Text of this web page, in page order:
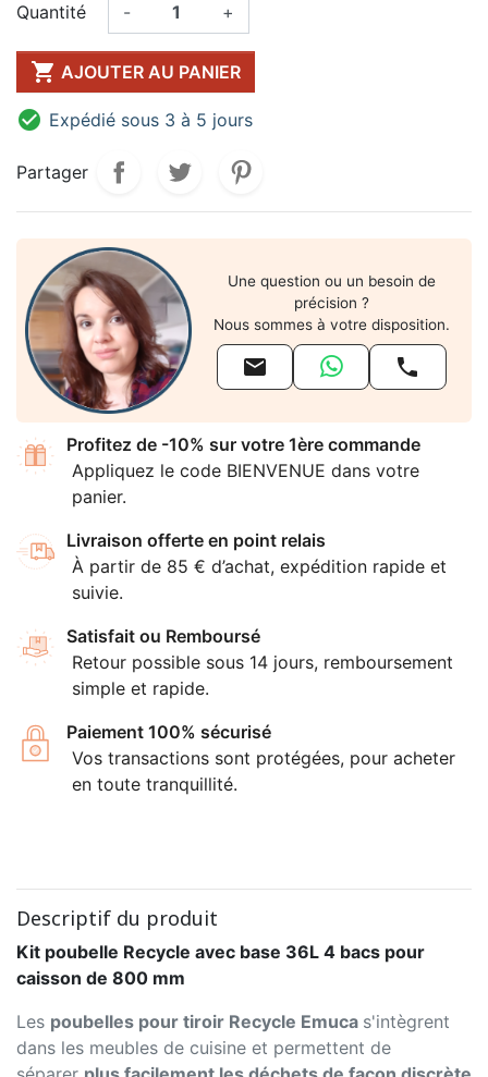
Quantité - +
 AJOUTER AU PANIER
 Expédié sous 3 à 5 jours
Partager
Une question ou un besoin de
précision ?
Nous sommes à votre disposition.
 
Profitez de -10% sur votre 1ère commande
Appliquez le code BIENVENUE dans votre
panier.
Livraison offerte en point relais
À partir de 85 € d’achat, expédition rapide et
suivie.
Satisfait ou Remboursé
Retour possible sous 14 jours, remboursement
simple et rapide.
Paiement 100% sécurisé
Vos transactions sont protégées, pour acheter
en toute tranquillité.
Descriptif du produit
Kit poubelle Recycle avec base 36L 4 bacs pour
caisson de 800 mm
Les poubelles pour tiroir Recycle Emuca s'intègrent
dans les meubles de cuisine et permettent de